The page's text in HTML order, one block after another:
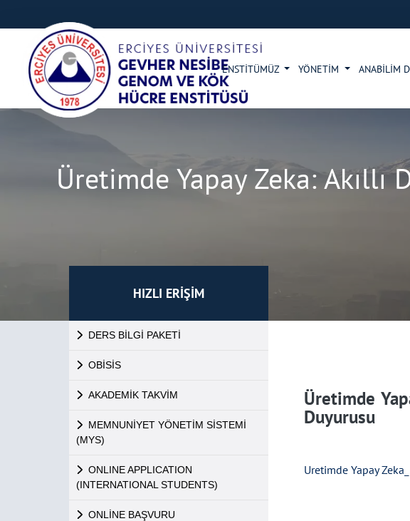
ENSTİTÜMÜZ YÖNETİM ANABİLİM
Üretimde Yapay Zeka:
HIZLI ERİŞİM
DERS BİLGİ PAKETİ
OBİSİS
AKADEMİK TAKVİM
MEMNUNİYET YÖNETİM SİSTEMİ
(MYS)
ONLINE APPLICATION
(INTERNATIONAL STUDENTS)
ONLİNE BAŞVURU
Üretimde
Duyurusu
Uretimde Yapay